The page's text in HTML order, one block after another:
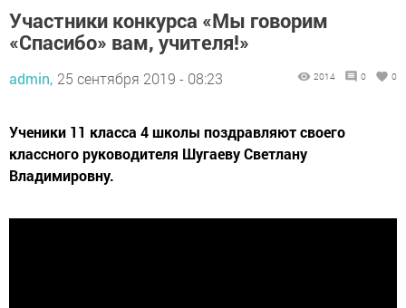
Участники конкурса «Мы говорим
«Спасибо» вам, учителя!»
admin, 25 сентября 2019 - 08:23 2014 0 0
Ученики 11 класса 4 школы поздравляют своего
классного руководителя Шугаеву Светлану
Владимировну.